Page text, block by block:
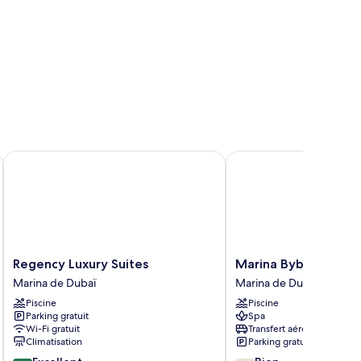
Regency
Luxury
Suites
Marina
de
Dubaï
Regency Luxury Suites
Marina de Dubaï
Piscine
Parking gratuit
Wi-Fi gratuit
Climatisation
Regency Luxury Suites
Marina
Byblos
Hotel
Marina
de
Dubaï
Marina Byblos Hotel
Marina de Dubaï
Piscine
Spa
Transfert aéroport
Parking gratuit
Marina Byblos Hotel